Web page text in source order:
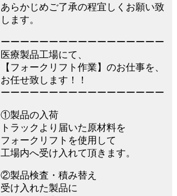
あらかじめご了承の程宜しくお願い致
します。
ーーーーーーーーーーーーーーーーー
医療製品工場にて、
【フォークリフト作業】のお仕事を、
お任せ致します！！
ーーーーーーーーーーーーーーーーー
①製品の入荷
トラックより届いた原材料を
フォークリフトを使用して
工場内へ受け入れて頂きます。
②製品検査・積み替え
受け入れた製品に